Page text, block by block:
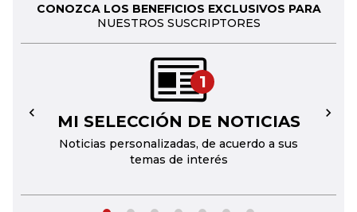
CONOZCA LOS BENEFICIOS EXCLUSIVOS PARA
NUESTROS SUSCRIPTORES
1
MI SELECCIÓN DE NOTICIAS
Noticias personalizadas, de acuerdo a sus
temas de interés
← →